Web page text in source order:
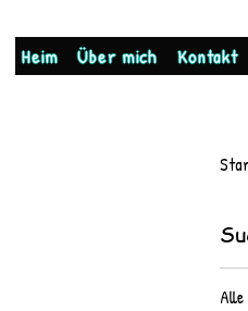
Heim Über mich Kontakt